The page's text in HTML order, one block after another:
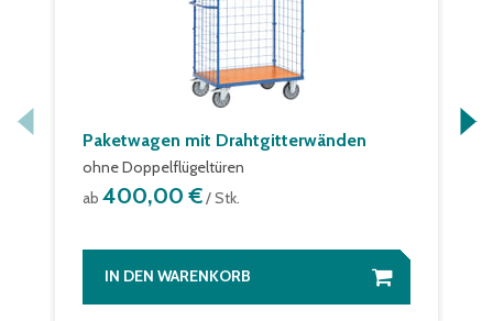
Paketwagen mit Drahtgitterwänden
ohne Doppelflügeltüren
ab 400,00 €/ Stk.
IN DEN WARENKORB